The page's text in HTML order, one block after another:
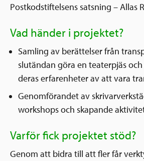
Postkodstiftelsens satsning – Allas
Vad händer i projektet?
Samling av berättelser från
slutändan göra en teaterpjäs
deras erfarenheter av att vara
Genomförandet av
workshops och skapande
Varför fick projektet stöd?
Genom att bidra till att fler får